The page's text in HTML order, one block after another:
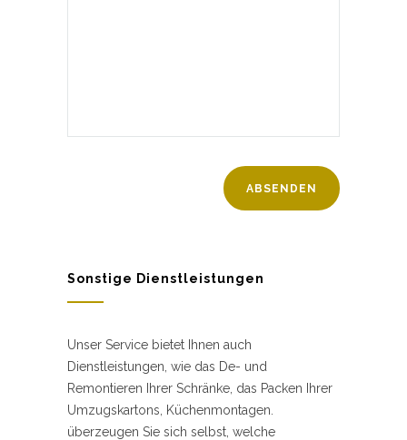
Sonstige Dienstleistungen
Unser Service bietet Ihnen auch
Dienstleistungen, wie das De- und
Remontieren Ihrer Schränke, das Packen Ihrer
Umzugskartons, Küchenmontagen.
überzeugen Sie sich selbst, welche